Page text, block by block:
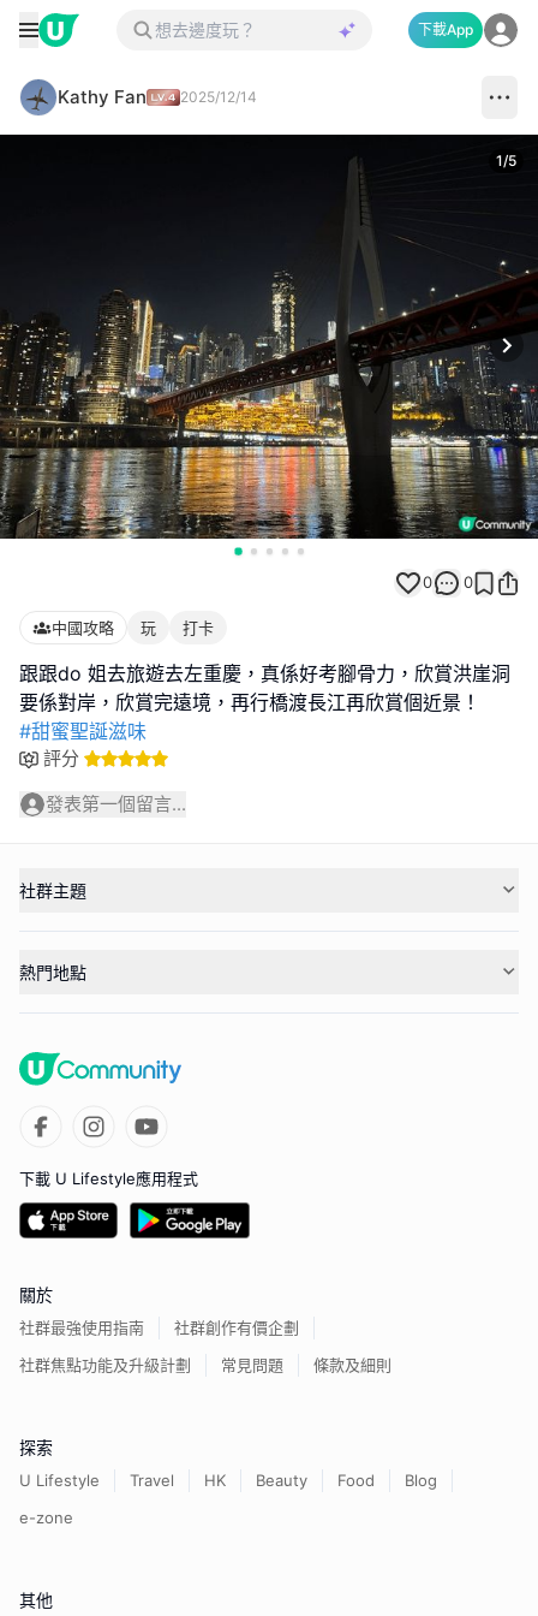
下載App
Kathy Fan 2025/12/14
1/5
0 0
中國攻略 玩 打卡
跟跟do 姐去旅遊去左重慶，真係好考腳骨力，欣賞洪崖洞
#甜蜜聖誕滋味
評分
發表第一個留言...
社群主題
熱門地點
下載 U Lifestyle應用程式
關於
社群最強使用指南
社群創作有價企劃
社群焦點功能及升級計劃
常見問題 條款及細則
探索
U Lifestyle Travel HK Beauty Food
Blog
e-zone
其他